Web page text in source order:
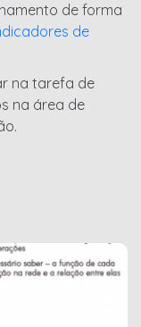
de forma
de
na tarefa de
na área de